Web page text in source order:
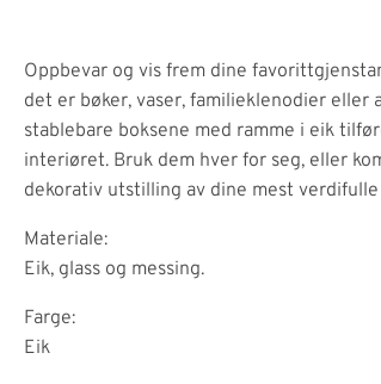
Oppbevar og vis frem dine
det er bøker, vaser, familieklenodier
stablebare boksene med ramme i eik
interiøret. Bruk dem hver for seg, eller
dekorativ utstilling av dine mest
Materiale:
Eik, glass og messing.
Farge:
Eik